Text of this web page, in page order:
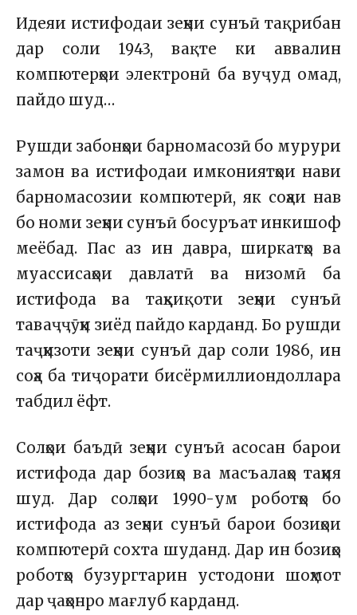
Идеяи истифодаи зеҳни сунъӣ тақрибан
дар соли 1943, вақте ки аввалин
компютерҳои электронӣ ба вуҷуд омад,
пайдо шуд…
Рушди забонҳои барномасозӣ бо мурури
замон ва истифодаи имкониятҳои нави
барномасозии компютерӣ, як соҳаи нав
бо номи зеҳни сунъӣ босуръат инкишоф
меёбад. Пас аз ин давра, ширкатҳо ва
муассисаҳои давлатӣ ва низомӣ ба
истифода ва таҳқиқоти зеҳни сунъӣ
таваҷҷӯҳи зиёд пайдо карданд. Бо рушди
таҷҳизоти зеҳни сунъӣ дар соли 1986, ин
соҳа ба тиҷорати бисёрмиллиондоллара
табдил ёфт.
Солҳои баъдӣ зеҳни сунъӣ асосан барои
истифода дар бозиҳо ва масъалаҳо таҳия
шуд. Дар солҳои 1990-ум роботҳо бо
истифода аз зеҳни сунъӣ барои бозиҳои
компютерӣ сохта шуданд. Дар ин бозиҳо
роботҳо бузургтарин устодони шоҳмот
дар ҷаҳонро мағлуб карданд.